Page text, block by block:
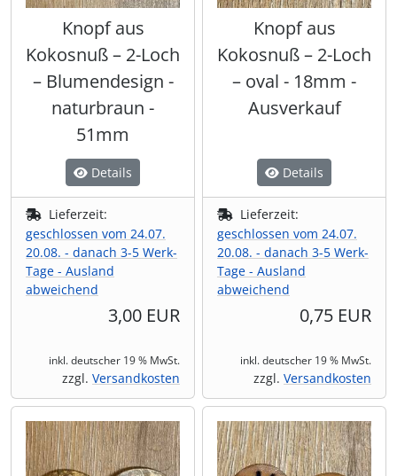
Knopf aus
Kokosnuß – 2-Loch
– Blumendesign -
naturbraun -
51mm
Details
Lieferzeit:
geschlossen vom 24.07.
20.08. - danach 3-5 Werk-
Tage - Ausland
abweichend
3,00 EUR
inkl. deutscher 19 % MwSt.
zzgl. Versandkosten
Knopf aus
Kokosnuß – 2-Loch
– oval - 18mm -
Ausverkauf
Details
Lieferzeit:
geschlossen vom 24.07.
20.08. - danach 3-5 Werk-
Tage - Ausland
abweichend
0,75 EUR
inkl. deutscher 19 % MwSt.
zzgl. Versandkosten